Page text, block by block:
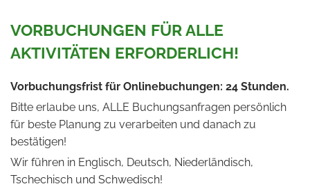
VORBUCHUNGEN FÜR ALLE
AKTIVITÄTEN ERFORDERLICH!
Vorbuchungsfrist für Onlinebuchungen: 24 Stunden.
Bitte erlaube uns, ALLE Buchungsanfragen persönlich
für beste Planung zu verarbeiten und danach zu
bestätigen!
Wir führen in Englisch, Deutsch, Niederländisch,
Tschechisch und Schwedisch!